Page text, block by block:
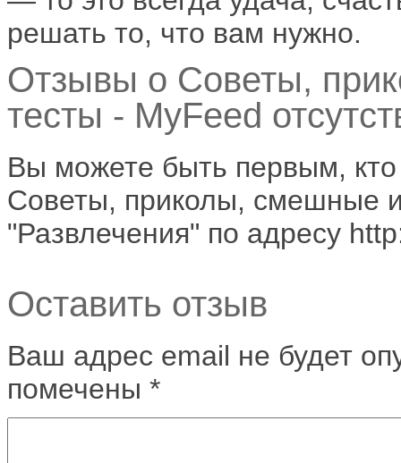
решать то, что вам нужно.
Отзывы о Советы,
тесты -­ MyFeed
Вы можете быть первым,
Советы, приколы, смешные
"Развлечения" по адресу
Оставить отзыв
Ваш адрес email не будет
помечены *